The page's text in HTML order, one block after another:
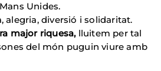
Unides.
alegria, diversió i solidaritat.
major riquesa, lluitem per tal
del món puguin viure amb